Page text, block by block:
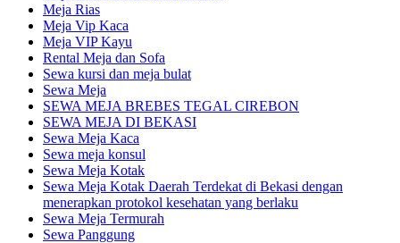
Meja Rias
Meja Vip Kaca
Meja VIP Kayu
Rental Meja dan Sofa
Sewa kursi dan meja bulat
Sewa Meja
SEWA MEJA BREBES TEGAL CIREBON
SEWA MEJA DI BEKASI
Sewa Meja Kaca
Sewa meja konsul
Sewa Meja Kotak
Sewa Meja Kotak Daerah Terdekat di Bekasi dengan
menerapkan protokol kesehatan yang berlaku
Sewa Meja Termurah
Sewa Panggung